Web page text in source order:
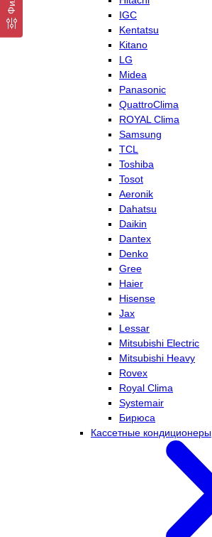
IGC
Kentatsu
Kitano
LG
Midea
Panasonic
QuattroClima
ROYAL Clima
Samsung
TCL
Toshiba
Tosot
Aeronik
Dahatsu
Daikin
Dantex
Denko
Gree
Haier
Hisense
Jax
Lessar
Mitsubishi Electric
Mitsubishi Heavy
Rovex
Royal Clima
Systemair
Бирюса
Кассетные кондиционеры